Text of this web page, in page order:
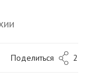
Поделиться 2